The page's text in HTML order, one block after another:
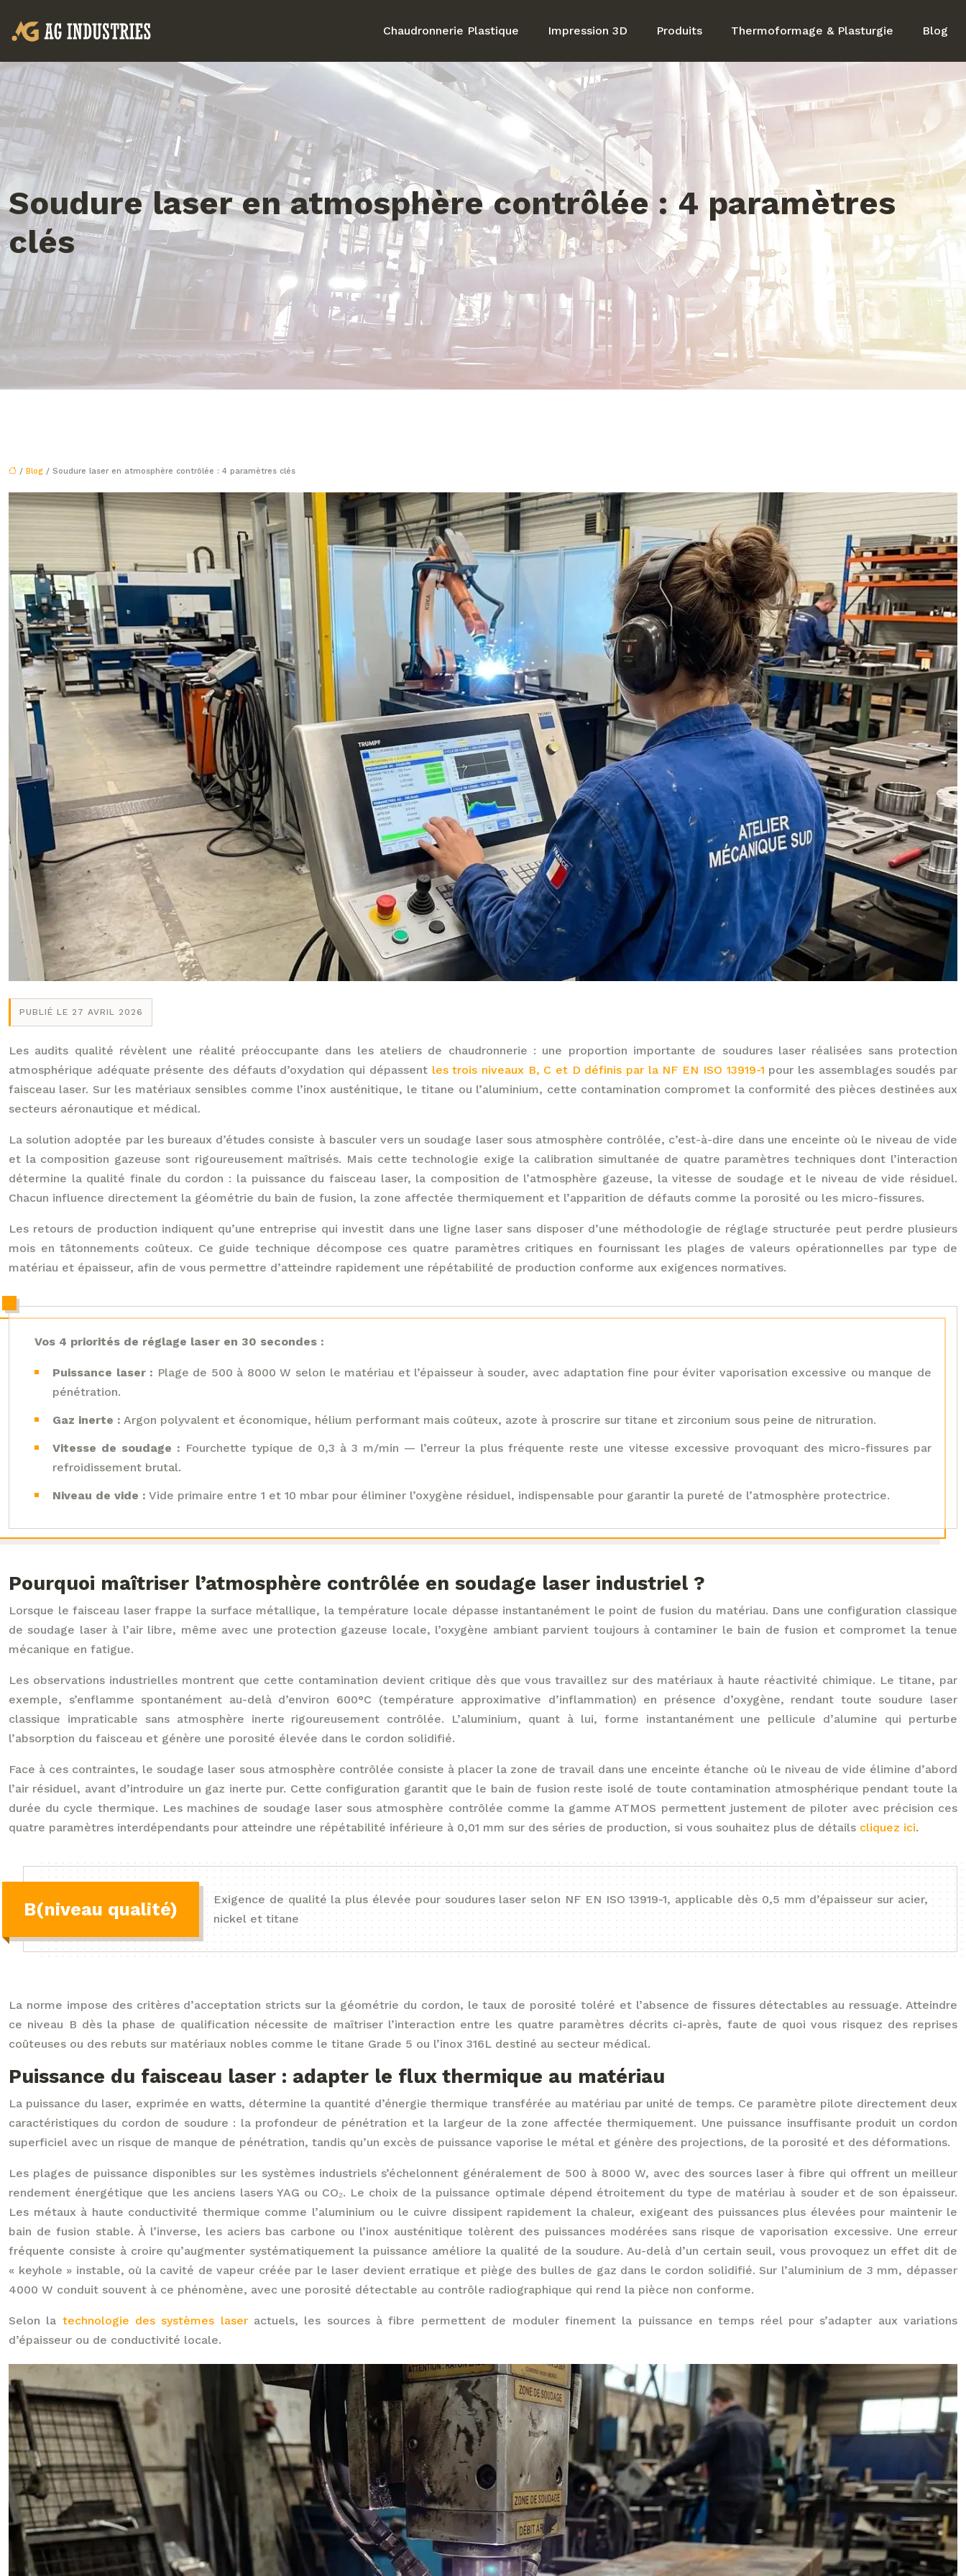
Chaudronnerie Plastique Impression 3D Produits Thermoformage & Plasturgie Blog
Soudure laser en atmosphère contrôlée : 4 paramètres
clés
/ Blog / Soudure laser en atmosphère contrôlée : 4 paramètres clés
PUBLIÉ LE 27 AVRIL 2026
Les audits qualité révèlent une réalité préoccupante dans les ateliers de chaudronnerie : une proportion importante de soudures laser réalisées sans protection
atmosphérique adéquate présente des défauts d’oxydation qui dépassent les trois niveaux B, C et D définis par la NF EN ISO 13919-1 pour les assemblages soudés par
faisceau laser. Sur les matériaux sensibles comme l’inox austénitique, le titane ou l’aluminium, cette contamination compromet la conformité des pièces destinées aux
secteurs aéronautique et médical.
La solution adoptée par les bureaux d’études consiste à basculer vers un soudage laser sous atmosphère contrôlée, c’est-à-dire dans une enceinte où le niveau de vide
et la composition gazeuse sont rigoureusement maîtrisés. Mais cette technologie exige la calibration simultanée de quatre paramètres techniques dont l’interaction
détermine la qualité finale du cordon : la puissance du faisceau laser, la composition de l’atmosphère gazeuse, la vitesse de soudage et le niveau de vide résiduel.
Chacun influence directement la géométrie du bain de fusion, la zone affectée thermiquement et l’apparition de défauts comme la porosité ou les micro-fissures.
Les retours de production indiquent qu’une entreprise qui investit dans une ligne laser sans disposer d’une méthodologie de réglage structurée peut perdre plusieurs
mois en tâtonnements coûteux. Ce guide technique décompose ces quatre paramètres critiques en fournissant les plages de valeurs opérationnelles par type de
matériau et épaisseur, afin de vous permettre d’atteindre rapidement une répétabilité de production conforme aux exigences normatives.
Vos 4 priorités de réglage laser en 30 secondes :
Puissance laser : Plage de 500 à 8000 W selon le matériau et l’épaisseur à souder, avec adaptation fine pour éviter vaporisation excessive ou manque de
pénétration.
Gaz inerte : Argon polyvalent et économique, hélium performant mais coûteux, azote à proscrire sur titane et zirconium sous peine de nitruration.
Vitesse de soudage : Fourchette typique de 0,3 à 3 m/min — l’erreur la plus fréquente reste une vitesse excessive provoquant des micro-fissures par
refroidissement brutal.
Niveau de vide : Vide primaire entre 1 et 10 mbar pour éliminer l’oxygène résiduel, indispensable pour garantir la pureté de l’atmosphère protectrice.
Pourquoi maîtriser l’atmosphère contrôlée en soudage laser industriel ?
Lorsque le faisceau laser frappe la surface métallique, la température locale dépasse instantanément le point de fusion du matériau. Dans une configuration classique
de soudage laser à l’air libre, même avec une protection gazeuse locale, l’oxygène ambiant parvient toujours à contaminer le bain de fusion et compromet la tenue
mécanique en fatigue.
Les observations industrielles montrent que cette contamination devient critique dès que vous travaillez sur des matériaux à haute réactivité chimique. Le titane, par
exemple, s’enflamme spontanément au-delà d’environ 600°C (température approximative d’inflammation) en présence d’oxygène, rendant toute soudure laser
classique impraticable sans atmosphère inerte rigoureusement contrôlée. L’aluminium, quant à lui, forme instantanément une pellicule d’alumine qui perturbe
l’absorption du faisceau et génère une porosité élevée dans le cordon solidifié.
Face à ces contraintes, le soudage laser sous atmosphère contrôlée consiste à placer la zone de travail dans une enceinte étanche où le niveau de vide élimine d’abord
l’air résiduel, avant d’introduire un gaz inerte pur. Cette configuration garantit que le bain de fusion reste isolé de toute contamination atmosphérique pendant toute la
durée du cycle thermique. Les machines de soudage laser sous atmosphère contrôlée comme la gamme ATMOS permettent justement de piloter avec précision ces
quatre paramètres interdépendants pour atteindre une répétabilité inférieure à 0,01 mm sur des séries de production, si vous souhaitez plus de détails cliquez ici.
B(niveau qualité)
Exigence de qualité la plus élevée pour soudures laser selon NF EN ISO 13919-1, applicable dès 0,5 mm d’épaisseur sur acier,
nickel et titane
La norme impose des critères d’acceptation stricts sur la géométrie du cordon, le taux de porosité toléré et l’absence de fissures détectables au ressuage. Atteindre
ce niveau B dès la phase de qualification nécessite de maîtriser l’interaction entre les quatre paramètres décrits ci-après, faute de quoi vous risquez des reprises
coûteuses ou des rebuts sur matériaux nobles comme le titane Grade 5 ou l’inox 316L destiné au secteur médical.
Puissance du faisceau laser : adapter le flux thermique au matériau
La puissance du laser, exprimée en watts, détermine la quantité d’énergie thermique transférée au matériau par unité de temps. Ce paramètre pilote directement deux
caractéristiques du cordon de soudure : la profondeur de pénétration et la largeur de la zone affectée thermiquement. Une puissance insuffisante produit un cordon
superficiel avec un risque de manque de pénétration, tandis qu’un excès de puissance vaporise le métal et génère des projections, de la porosité et des déformations.
Les plages de puissance disponibles sur les systèmes industriels s’échelonnent généralement de 500 à 8000 W, avec des sources laser à fibre qui offrent un meilleur
rendement énergétique que les anciens lasers YAG ou CO₂. Le choix de la puissance optimale dépend étroitement du type de matériau à souder et de son épaisseur.
Les métaux à haute conductivité thermique comme l’aluminium ou le cuivre dissipent rapidement la chaleur, exigeant des puissances plus élevées pour maintenir le
bain de fusion stable. À l’inverse, les aciers bas carbone ou l’inox austénitique tolèrent des puissances modérées sans risque de vaporisation excessive. Une erreur
fréquente consiste à croire qu’augmenter systématiquement la puissance améliore la qualité de la soudure. Au-delà d’un certain seuil, vous provoquez un effet dit de
« keyhole » instable, où la cavité de vapeur créée par le laser devient erratique et piège des bulles de gaz dans le cordon solidifié. Sur l’aluminium de 3 mm, dépasser
4000 W conduit souvent à ce phénomène, avec une porosité détectable au contrôle radiographique qui rend la pièce non conforme.
Selon la technologie des systèmes laseractuels, les sources à fibre permettent de moduler finement la puissance en temps réel pour s’adapter aux variations
d’épaisseur ou de conductivité locale.